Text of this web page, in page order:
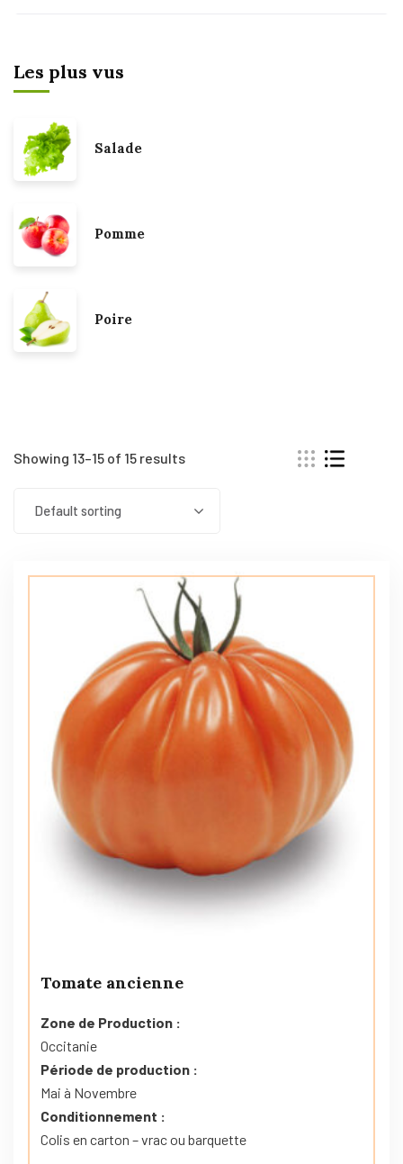
Showing 13–15 of 15 results
Default sorting
Tomate ancienne
Zone de Production :
Occitanie
Période de production :
Mai à Novembre
Conditionnement :
Colis en carton – vrac ou barquette
Les plus vus
Salade
Pomme
Poire